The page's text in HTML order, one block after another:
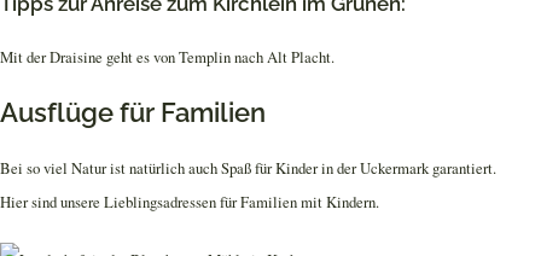
Mit der Draisine geht es von Templin nach Alt Placht.
Ausflüge für Familien
Bei so viel Natur ist natürlich auch Spaß für Kinder in der Uckermark garantiert.
Hier sind unsere Lieblingsadressen für Familien mit Kindern.